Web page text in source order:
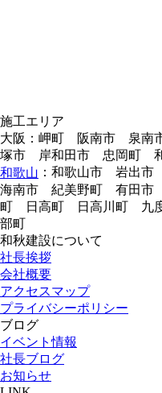
施工エリア
大阪：岬町 阪南市 泉
塚市 岸和田市 忠岡町
和歌山 ：和歌山市 岩出
海南市 紀美野町 有田
町 日高町 日高川町 九
部町
和秋建設について
社長挨拶
会社概要
アクセスマップ
プライバシーポリシー
ブログ
イベント情報
社長ブログ
お知らせ